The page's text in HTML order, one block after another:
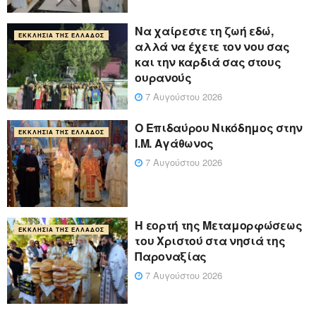
ΕΚΚΛΗΣΊΑ ΤΗΣ ΕΛΛΆΔΟΣ
Να χαίρεστε τη ζωή εδώ,
αλλά να έχετε τον νου σας
και την καρδιά σας στους
ουρανούς
7 Αυγούστου 2026
ΕΚΚΛΗΣΊΑ ΤΗΣ ΕΛΛΆΔΟΣ
Ο Επιδαύρου Νικόδημος στην
Ι.Μ. Αγάθωνος
7 Αυγούστου 2026
ΕΚΚΛΗΣΊΑ ΤΗΣ ΕΛΛΆΔΟΣ
Η εορτή της Μεταμορφώσεως
του Χριστού στα νησιά της
Παροναξίας
7 Αυγούστου 2026